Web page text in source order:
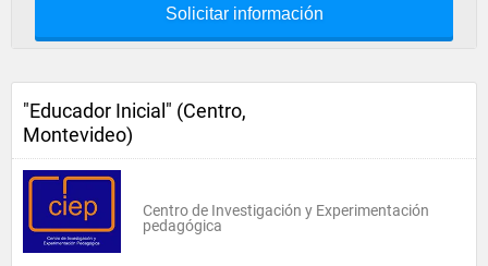
Solicitar información
"Educador Inicial" (Centro,
Montevideo)
Centro de Investigación y Experimentación
pedagógica